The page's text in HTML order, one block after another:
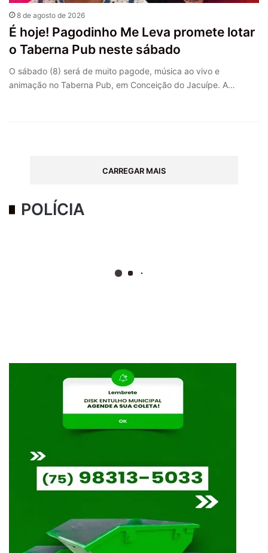
8 de agosto de 2026
É hoje! Pagodinho Me Leva promete lotar
o Taberna Pub neste sábado
O sábado (8) será de muito pagode, música ao vivo e
animação no Taberna Pub, em Conceição do Jacuípe. A…
CARREGAR MAIS
POLÍCIA